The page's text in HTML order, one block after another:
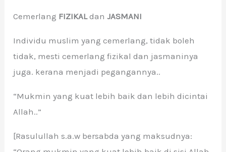
Cemerlang FIZIKALdanJASMANI
Individu muslim yang cemerlang, tidak boleh
tidak, mesti cemerlang fizikal dan jasmaninya
juga. kerana menjadi pegangannya..
“Mukmin yang kuat lebih baik dan lebih dicintai
Allah..”
[Rasulullah s.a.w bersabda yang maksudnya: